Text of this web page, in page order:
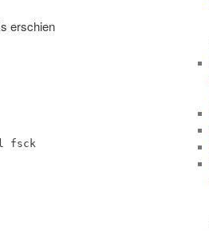
erschien
fsck